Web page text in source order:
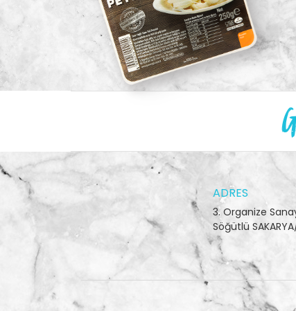
ADRES
3. Organize
Söğütlü